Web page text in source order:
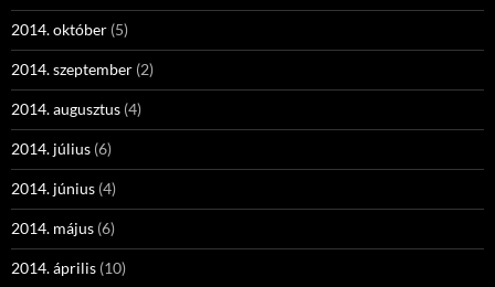
2014. október (5)
2014. szeptember (2)
2014. augusztus (4)
2014. július (6)
2014. június (4)
2014. május (6)
2014. április (10)